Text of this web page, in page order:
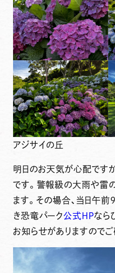
アジサイの丘
明日のお天気が心配です
です。警報級の大雨や雷
ます。その場合、当日 午前
き恐竜パーク公式HPなら
お知らせがありますのでご